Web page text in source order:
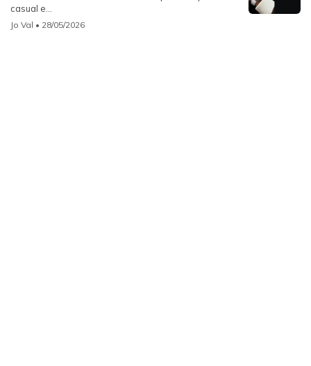
casual e...
Jo Val • 28/05/2026